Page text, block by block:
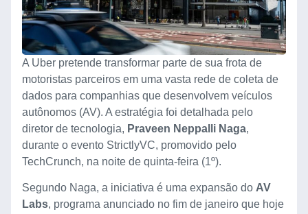
A Uber pretende transformar parte de sua frota de
motoristas parceiros em uma vasta rede de coleta de
dados para companhias que desenvolvem veículos
autônomos (AV). A estratégia foi detalhada pelo
diretor de tecnologia, Praveen Neppalli Naga,
durante o evento StrictlyVC, promovido pelo
TechCrunch, na noite de quinta-feira (1º).
Segundo Naga, a iniciativa é uma expansão do AV
Labs, programa anunciado no fim de janeiro que hoje